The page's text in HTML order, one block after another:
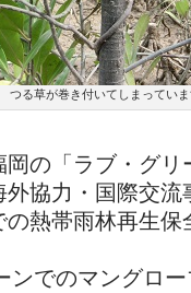
つる草が巻き付いてしまってい
岡の「ラブ・グ
外協力・国際交
熱帯雨林再生
ンでのマングロ